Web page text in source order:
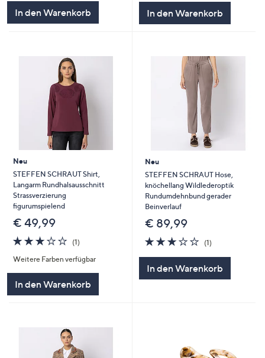
In den Warenkorb In den Warenkorb
Neu
STEFFEN SCHRAUT Shirt,
Langarm Rundhalsausschnitt
Strassverzierung
figurumspielend
€ 49,99
3.0
von
5
(1)1
Weitere Farben verfügbar
In den Warenkorb
Neu
STEFFEN SCHRAUT Hose,
knöchellang Wildlederoptik
Rundumdehnbund gerader
Beinverlauf
€ 89,99
3.0
von
(1)1
In den Warenkorb